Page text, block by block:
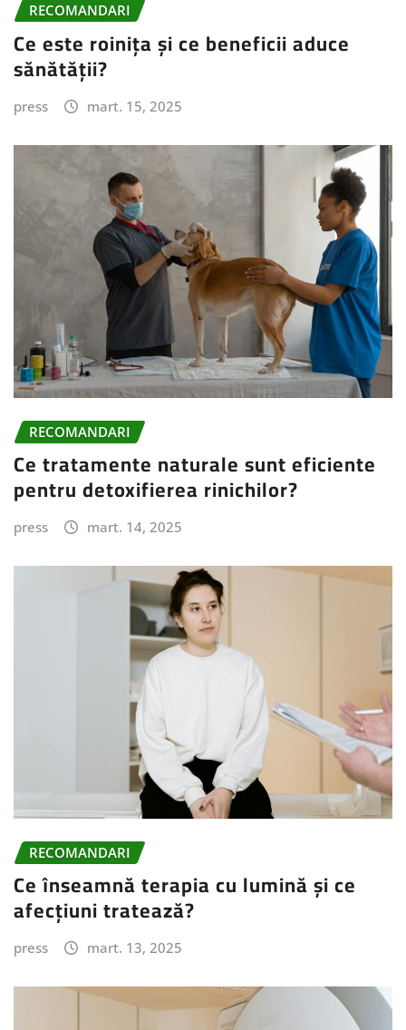
RECOMANDARI
Ce este roinița și ce beneficii aduce
sănătății?
press mart. 15, 2025
RECOMANDARI
Ce tratamente naturale sunt eficiente
pentru detoxifierea rinichilor?
press mart. 14, 2025
RECOMANDARI
Ce înseamnă terapia cu lumină și ce
afecțiuni tratează?
press mart. 13, 2025